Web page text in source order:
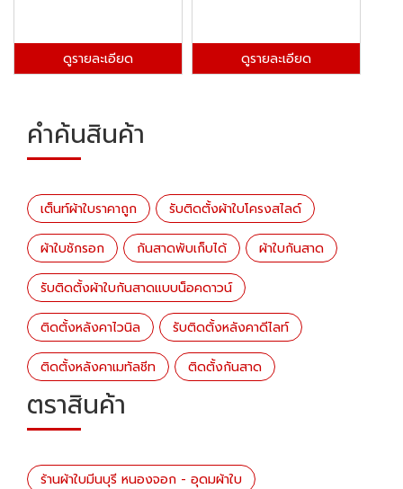
ดูรายละเอียด ดูรายละเอียด
คำค้นสินค้า
เต็นท์ผ้าใบราคาถูก รับติดตั้งผ้าใบโครงสไลด์
ผ้าใบชักรอก กันสาดพับเก็บได้ ผ้าใบกันสาด
รับติดตั้งผ้าใบกันสาดแบบน็อคดาวน์
ติดตั้งหลังคาไวนิล รับติดตั้งหลังคาดีไลท์
ติดตั้งหลังคาเมทัลชีท ติดตั้งกันสาด
ตราสินค้า
ร้านผ้าใบมีนบุรี หนองจอก - อุดมผ้าใบ